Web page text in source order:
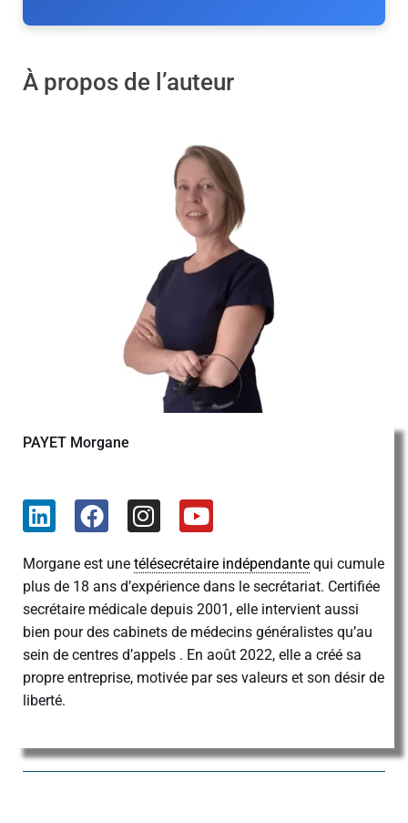
À propos de l’auteur
PAYET Morgane
Morgane est une télésecrétaire indépendante qui cumule
plus de 18 ans d’expérience dans le secrétariat. Certifiée
secrétaire médicale depuis 2001, elle intervient aussi
bien pour des cabinets de médecins généralistes qu’au
sein de centres d’appels . En août 2022, elle a créé sa
propre entreprise, motivée par ses valeurs et son désir de
liberté.